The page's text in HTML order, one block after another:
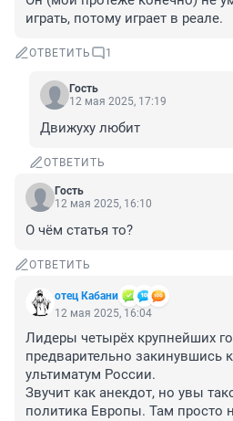
играть, потому играет в реале.
ОТВЕТИТЬ 1
Гость
12 мая 2025, 17:19
Движуху любит
ОТВЕТИТЬ
Гость
12 мая 2025, 16:10
О чём статья то?
ОТВЕТИТЬ
отец Кабани
12 мая 2025, 16:04
Лидеры четырёх крупнейших
предварительно закинувшись
ультиматум России.
Звучит как анекдот, но увы
политика Европы. Там просто